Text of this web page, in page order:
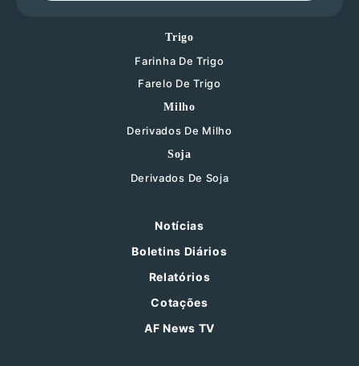
Trigo
Farinha De Trigo
Farelo De Trigo
Milho
Derivados De Milho
Soja
Derivados De Soja
Notícias
Boletins Diários
Relatórios
Cotações
AF News TV